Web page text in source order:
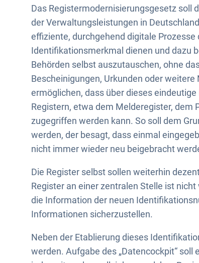
Das Registermodernisierungsgesetz soll
der Verwaltungsleistungen in
effiziente, durchgehend digitale
Identifikationsmerkmal dienen und dazu
Behörden selbst auszutauschen, ohne
Bescheinigungen, Urkunden oder
ermöglichen, dass über dieses
Registern, etwa dem Melderegister, dem
zugegriffen werden kann. So soll dem
werden, der besagt, dass einmal
nicht immer wieder neu beigebracht
Die Register selbst sollen weiterhin
Register an einer zentralen Stelle ist
die Information der neuen
Informationen sicherzustellen.
Neben der Etablierung dieses
werden. Aufgabe des „Datencockpit“ soll